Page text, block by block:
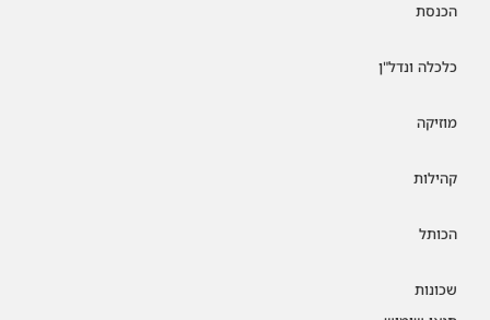
הכנסת
כלכלה ונדל"ן
מוזיקה
קהילות
הכותל
שכונות